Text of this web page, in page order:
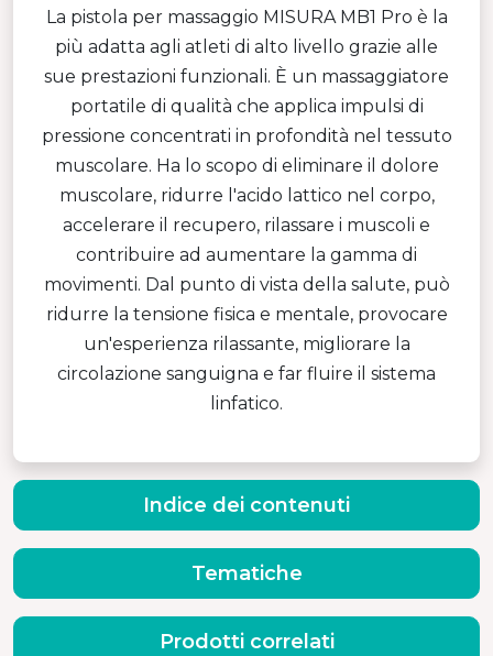
La pistola per massaggio MISURA MB1 Pro è la
più adatta agli atleti di alto livello grazie alle
sue prestazioni funzionali. È un massaggiatore
portatile di qualità che applica impulsi di
pressione concentrati in profondità nel tessuto
muscolare. Ha lo scopo di eliminare il dolore
muscolare, ridurre l'acido lattico nel corpo,
accelerare il recupero, rilassare i muscoli e
contribuire ad aumentare la gamma di
movimenti. Dal punto di vista della salute, può
ridurre la tensione fisica e mentale, provocare
un'esperienza rilassante, migliorare la
circolazione sanguigna e far fluire il sistema
linfatico.
Indice dei contenuti
Tematiche
Prodotti correlati